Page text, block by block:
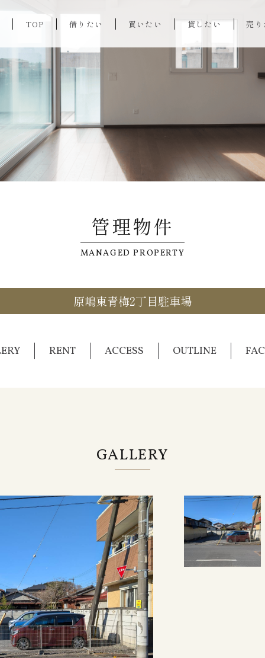
TOP 借りたい 買いたい 貸したい 売り
管理物件
MANAGED PROPERTY
原嶋東青梅2丁目駐車場
RENT ACCESS OUTLINE
GALLERY